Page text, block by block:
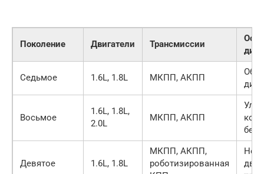
Поколение Двигатели Трансмиссии
Седьмое 1.6L, 1.8L МКПП, АКПП
Восьмое
1.6L, 1.8L,
2.0L
МКПП, АКПП
Девятое 1.6L, 1.8L
МКПП, АКПП,
роботизированная